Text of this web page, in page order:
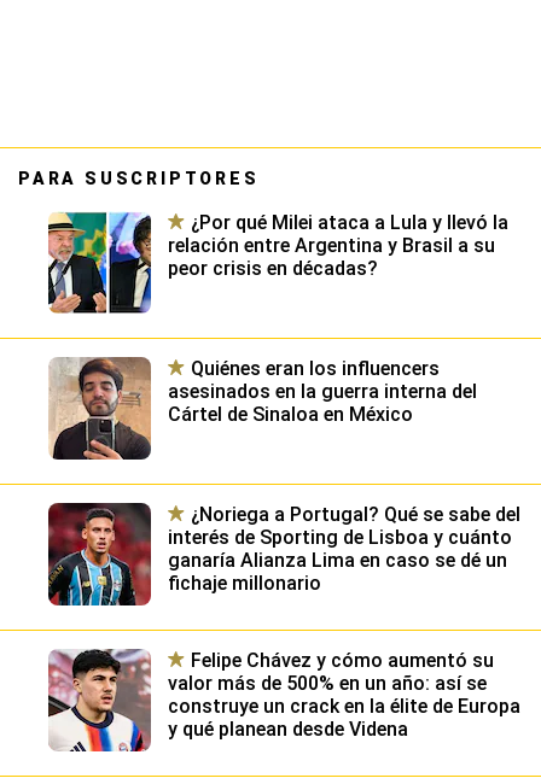
PARA SUSCRIPTORES
¿Por qué Milei ataca a Lula y llevó la
relación entre Argentina y Brasil a su
peor crisis en décadas?
Quiénes eran los influencers
asesinados en la guerra interna del
Cártel de Sinaloa en México
¿Noriega a Portugal? Qué se sabe del
interés de Sporting de Lisboa y cuánto
ganaría Alianza Lima en caso se dé un
fichaje millonario
Felipe Chávez y cómo aumentó su
valor más de 500% en un año: así se
construye un crack en la élite de Europa
y qué planean desde Videna